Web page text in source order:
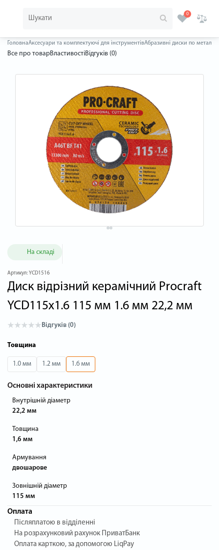
0
ГоловнаАксесуари та комплектуючі для інструментівАбразивні диски по металу
Все про товарВластивостіВідгуків (0)
На складі
Артикул: YCD1516
Диск відрізний керамічний Procraft
YCD115x1.6 115 мм 1.6 мм 22,2 мм
Відгуків (0)
Товщина
1.0 мм 1.2 мм 1.6 мм
Основні характеристики
Внутрішній діаметр
22,2 мм
Товщина
1,6 мм
Армування
двошарове
Зовнішній діаметр
115 мм
Оплата
Післяплатою в відділенні
На розрахунковий рахунок ПриватБанк
Оплата карткою, за допомогою LiqPay